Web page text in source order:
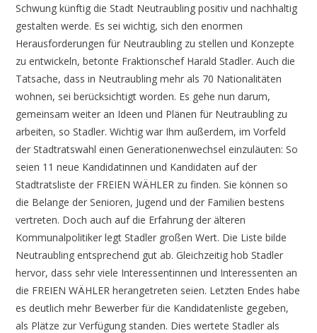
Schwung künftig die Stadt Neutraubling positiv und nachhaltig
gestalten werde. Es sei wichtig, sich den enormen
Herausforderungen für Neutraubling zu stellen und Konzepte
zu entwickeln, betonte Fraktionschef Harald Stadler. Auch die
Tatsache, dass in Neutraubling mehr als 70 Nationalitäten
wohnen, sei berücksichtigt worden. Es gehe nun darum,
gemeinsam weiter an Ideen und Plänen für Neutraubling zu
arbeiten, so Stadler. Wichtig war Ihm außerdem, im Vorfeld
der Stadtratswahl einen Generationenwechsel einzuläuten: So
seien 11 neue Kandidatinnen und Kandidaten auf der
Stadtratsliste der FREIEN WÄHLER zu finden. Sie können so
die Belange der Senioren, Jugend und der Familien bestens
vertreten. Doch auch auf die Erfahrung der älteren
Kommunalpolitiker legt Stadler großen Wert. Die Liste bilde
Neutraubling entsprechend gut ab. Gleichzeitig hob Stadler
hervor, dass sehr viele Interessentinnen und Interessenten an
die FREIEN WÄHLER herangetreten seien. Letzten Endes habe
es deutlich mehr Bewerber für die Kandidatenliste gegeben,
als Plätze zur Verfügung standen. Dies wertete Stadler als